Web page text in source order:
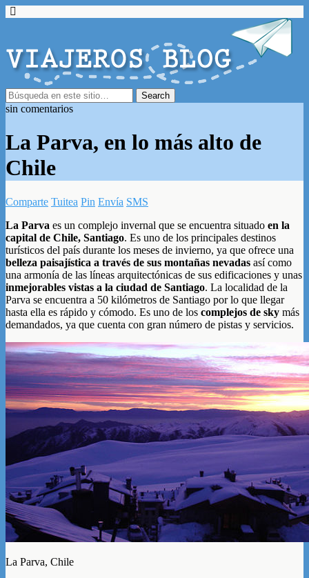
sin comentarios
La Parva, en lo más alto de
Chile
Comparte Tuitea Pin Envía SMS
La Parva es un complejo invernal que se encuentra situado en la
capital de Chile, Santiago. Es uno de los principales destinos
turísticos del país durante los meses de invierno, ya que ofrece una
belleza paisajística a través de sus montañas nevadas así como
una armonía de las líneas arquitectónicas de sus edificaciones y unas
inmejorables vistas a la ciudad de Santiago. La localidad de la
Parva se encuentra a 50 kilómetros de Santiago por lo que llegar
hasta ella es rápido y cómodo. Es uno de los complejos de sky más
demandados, ya que cuenta con gran número de pistas y servicios.
La Parva, Chile